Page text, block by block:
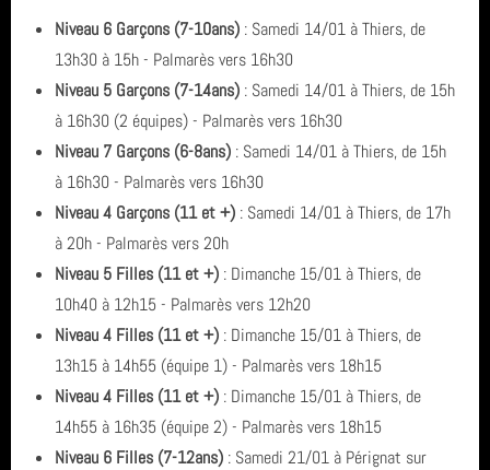
Niveau 6 Garçons (7-10ans) : Samedi 14/01 à Thiers, de
13h30 à 15h - Palmarès vers 16h30
Niveau 5 Garçons (7-14ans) : Samedi 14/01 à Thiers, de 15h
à 16h30 (2 équipes) - Palmarès vers 16h30
Niveau 7 Garçons (6-8ans) : Samedi 14/01 à Thiers, de 15h
à 16h30 - Palmarès vers 16h30
Niveau 4 Garçons (11 et +) : Samedi 14/01 à Thiers, de 17h
à 20h - Palmarès vers 20h
Niveau 5 Filles (11 et +) : Dimanche 15/01 à Thiers, de
10h40 à 12h15 - Palmarès vers 12h20
Niveau 4 Filles (11 et +) : Dimanche 15/01 à Thiers, de
13h15 à 14h55 (équipe 1) - Palmarès vers 18h15
Niveau 4 Filles (11 et +) : Dimanche 15/01 à Thiers, de
14h55 à 16h35 (équipe 2) - Palmarès vers 18h15
Niveau 6 Filles (7-12ans) : Samedi 21/01 à Pérignat sur